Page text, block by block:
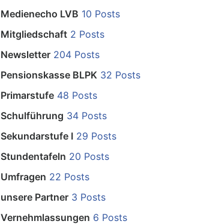
Medienecho LVB 10 Posts
Mitgliedschaft 2 Posts
Newsletter 204 Posts
Pensionskasse BLPK 32 Posts
Primarstufe 48 Posts
Schulführung 34 Posts
Sekundarstufe I 29 Posts
Stundentafeln 20 Posts
Umfragen 22 Posts
unsere Partner 3 Posts
Vernehmlassungen 6 Posts